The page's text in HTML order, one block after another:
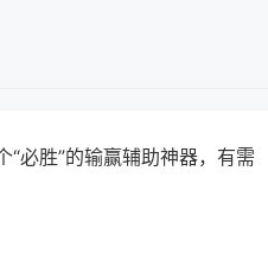
必胜”的输赢辅助神器，有需